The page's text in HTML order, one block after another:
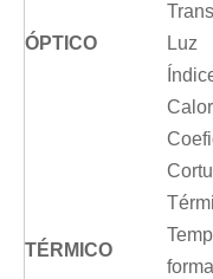
ÓPTICO
Luz
TÉRMICO